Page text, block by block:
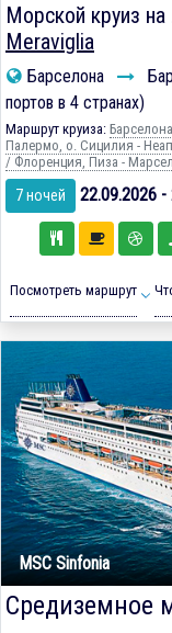
Морской круиз на
Meraviglia
Барселона
портов в 4 странах)
Маршрут круиза:
Палермо, о. Сицилия -
/ Флоренция, Пиза -
7 ночей 22.09.2026 -
Посмотреть маршрут
MSC Sinfonia
Средиземное